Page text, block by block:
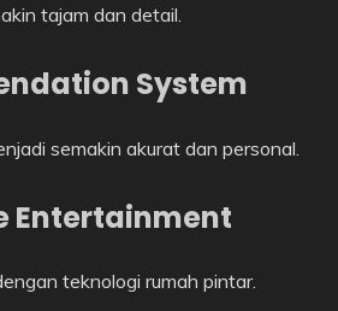
tajam dan detail.
System
semakin akurat dan personal.
Entertainment
teknologi rumah pintar.